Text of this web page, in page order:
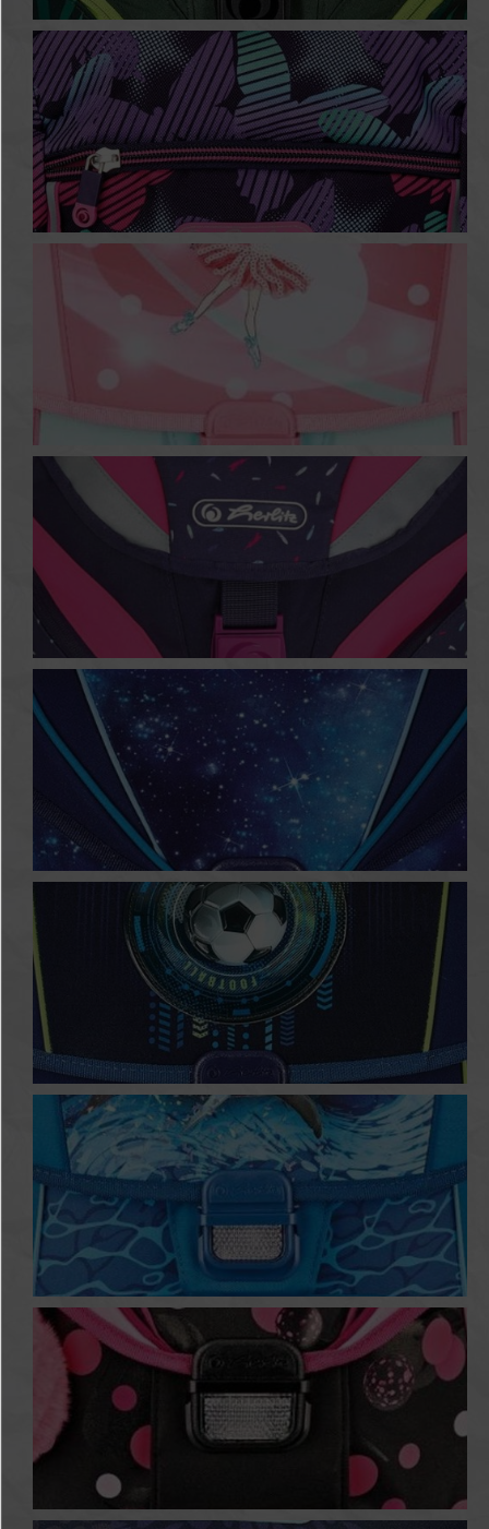
Jungle
Butterflies
Ballet Love
Tropical
Universe
Soccer
Blue Shark